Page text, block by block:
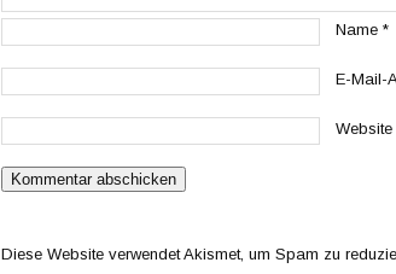
Name *
E-Mail-
Website
Diese Website verwendet Akismet, um Spam zu